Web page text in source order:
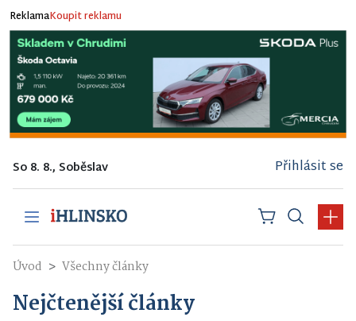
ReklamaKoupit reklamu
So 8. 8., Soběslav Přihlásit se
Úvod Všechny články
Nejčtenější články